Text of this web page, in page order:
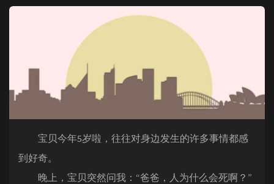
宝贝今年5岁啦，往往对身边发生的许多事情都感
到好奇。
晚上，宝贝突然问我：“爸爸，人为什么会死啊？”